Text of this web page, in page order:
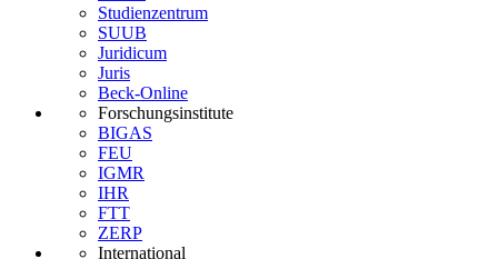
Studienzentrum
SUUB
Juridicum
Juris
Beck-Online
Forschungsinstitute
BIGAS
FEU
IGMR
IHR
FTT
ZERP
International